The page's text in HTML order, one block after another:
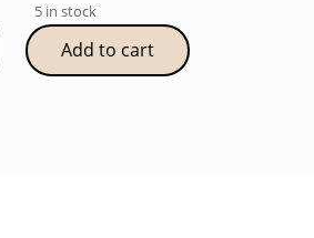
5 in stock
Add to cart